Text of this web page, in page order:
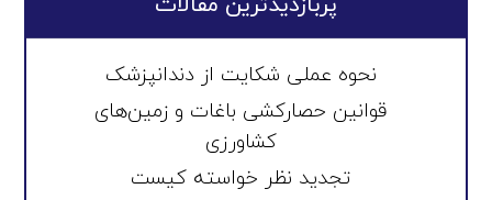
نحوه عملی شکایت از دندانپزشک
قوانین حصارکشی باغات و زمین‌های
کشاورزی
تجدید نظر خواسته کیست